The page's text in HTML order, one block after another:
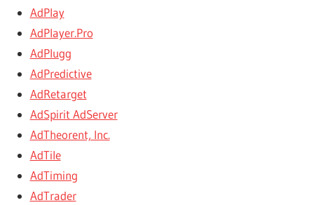
AdPlay
AdPlayer.Pro
AdPlugg
AdPredictive
AdRetarget
AdSpirit AdServer
AdTheorent, Inc.
AdTile
AdTiming
AdTrader